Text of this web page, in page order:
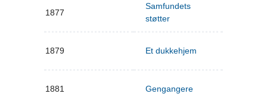
1877
Samfundets
støtter
1879 Et dukkehjem
1881 Gengangere